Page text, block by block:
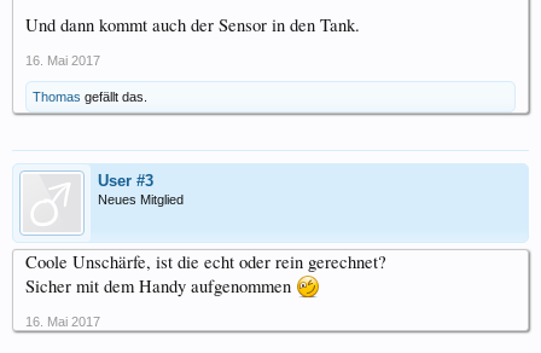
Und dann kommt auch der Sensor in den Tank.
16. Mai 2017
Thomas gefällt das.
User #3
Neues Mitglied
Coole Unschärfe, ist die echt oder rein gerechnet?
Sicher mit dem Handy aufgenommen
16. Mai 2017